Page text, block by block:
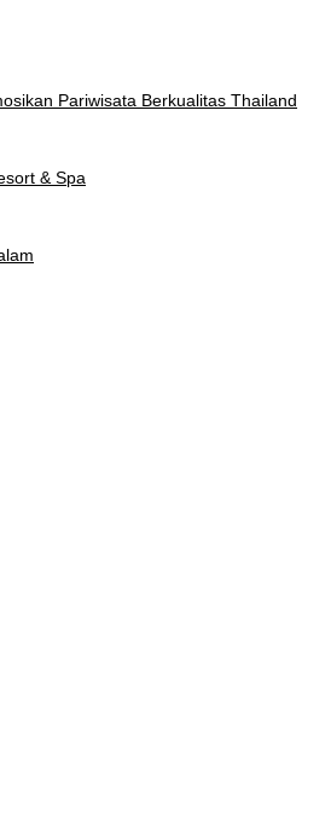
Pariwisata Berkualitas Thailand
& Spa